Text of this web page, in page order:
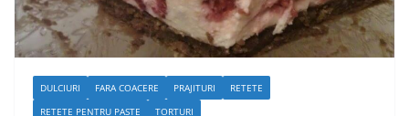
DULCIURI FARA COACERE PRAJITURI
RETETE
RETETE PENTRU PAȘTE
TORTURI